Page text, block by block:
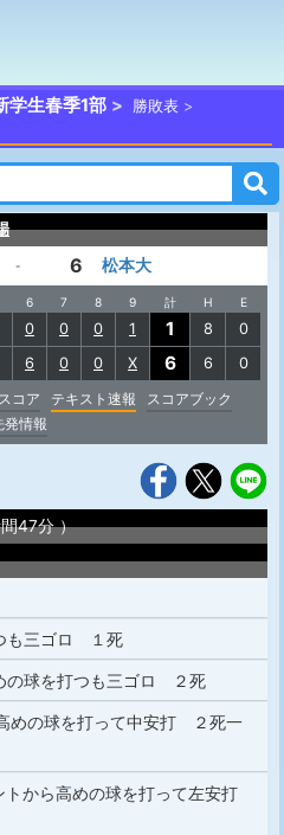
学生春季1部
勝敗表
- 6 松本大
6 7 8 9 計 H E
0 0 0 1 1 8
0
6 0 0 X 6 6
0
コア テキスト速報
スコアブック
発情報
47分 ）
も三ゴロ １死
の球を打つも三ゴロ ２死
めの球を打って中安打 ２死一
トから高めの球を打って左安打